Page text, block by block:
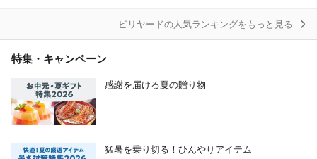
ビリヤードの人気ランキングをもっと見る
特集・キャンペーン
感謝を届ける夏の贈り物
猛暑を乗り切る！ひんやりアイテム